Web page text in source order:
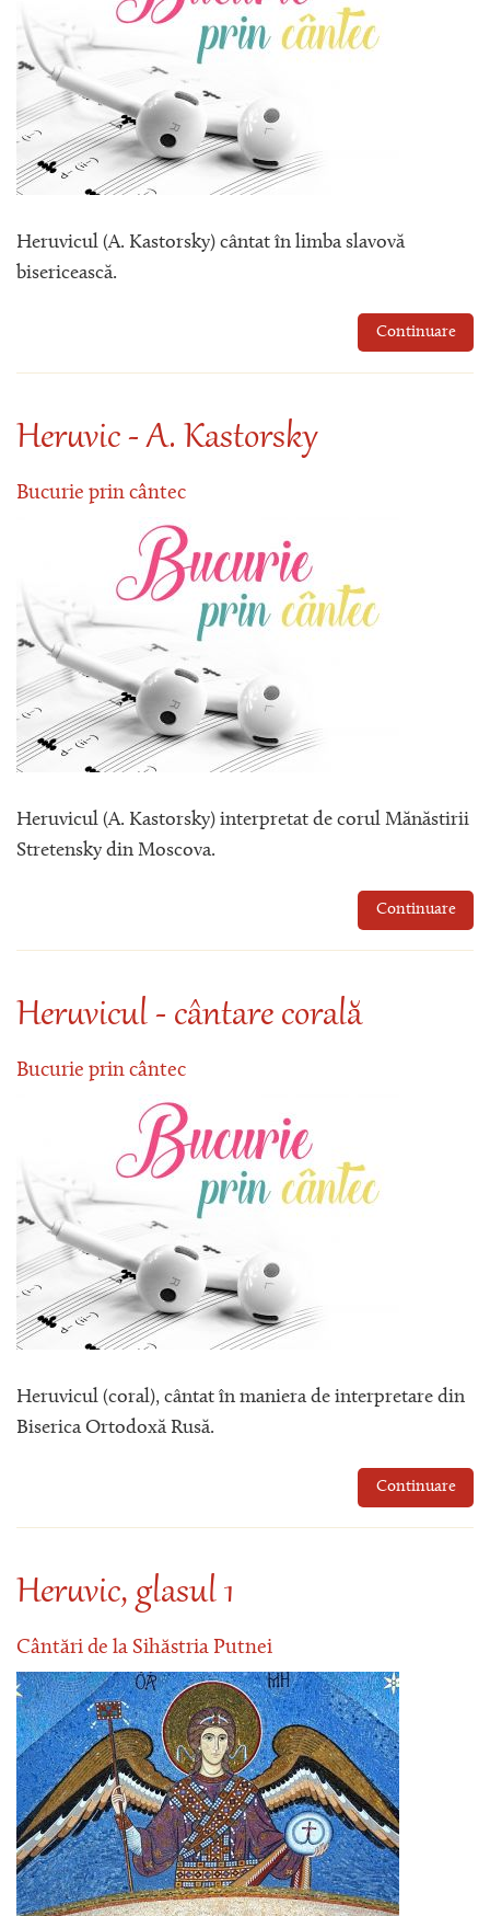
Heruvicul (A. Kastorsky) cântat în limba slavovă
bisericească.
Continuare
Heruvic - A. Kastorsky
Bucurie prin cântec
Heruvicul (A. Kastorsky) interpretat de corul Mănăstirii
Stretensky din Moscova.
Continuare
Heruvicul - cântare corală
Bucurie prin cântec
Heruvicul (coral), cântat în maniera de interpretare din
Biserica Ortodoxă Rusă.
Continuare
Heruvic, glasul 1
Cântări de la Sihăstria Putnei